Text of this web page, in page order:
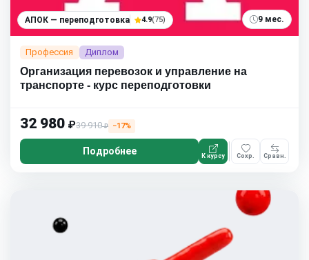
АПОК — переподготовка 4.9(75) 9 мес.
Профессия Диплом
Организация перевозок и управление на
транспорте - курс переподготовки
32 980 ₽39 910₽ −17%
Подробнее К курсу Сохр. Сравн.